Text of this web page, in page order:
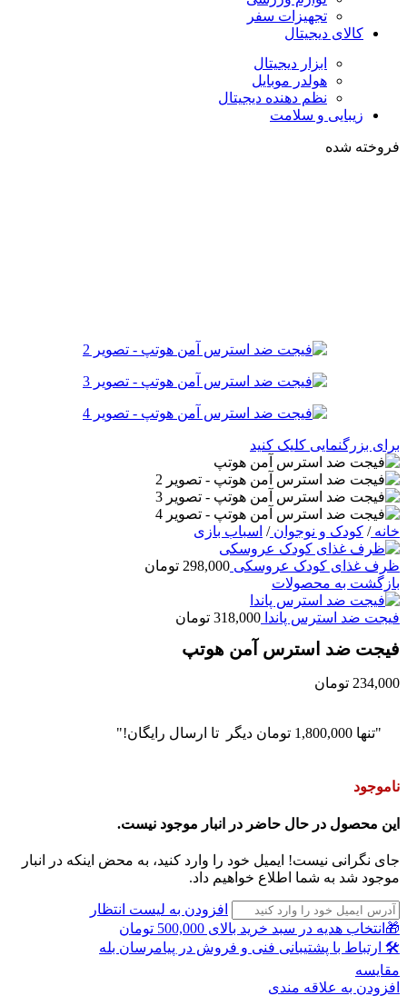
تجهیزات سفر
کالای دیجیتال
ابزار دیجیتال
هولدر موبایل
نظم دهنده دیجیتال
زیبایی و سلامت
فروخته شده
برای بزرگنمایی کلیک کنید
خانه/ کودک و نوجوان/ اسباب بازی
ظرف غذای کودک عروسکی 298,000 تومان
بازگشت به محصولات
فیجت ضد استرس پاندا 318,000 تومان
فیجت ضد استرس آمن هوتپ
234,000 تومان
"تنها 1,800,000 تومان دیگر تا ارسال رایگان!"
ناموجود
این محصول در حال حاضر در انبار موجود نیست.
جای نگرانی نیست! ایمیل خود را وارد کنید، به محض اینکه در انبار
موجود شد به شما اطلاع خواهیم داد.
افزودن به لیست انتظار
🎁انتخاب هدیه در سبد خرید بالای 500,000 تومان
🛠 ارتباط با پشتیبانی فنی و فروش در پیامرسان بله
مقايسه
افزودن به علاقه مندی